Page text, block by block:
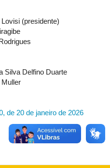
(presidente)
Silva Delfino Duarte
de 20 de janeiro de 2026